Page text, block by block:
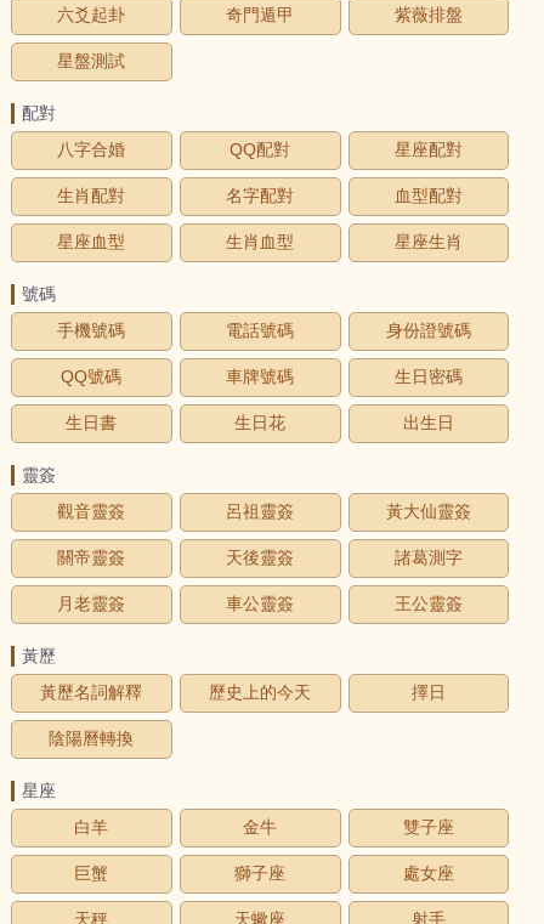
六爻起卦 奇門遁甲 紫薇排盤
星盤測試
配對
八字合婚
QQ配對 星座配對
生肖配對 名字配對 血型配對
星座血型 生肖血型 星座生肖
號碼
手機號碼
電話號碼 身份證號碼
QQ號碼 車牌號碼 生日密碼
生日書 生日花 出生日
靈簽
觀音靈簽
呂祖靈簽 黃大仙靈簽
關帝靈簽 天後靈簽 諸葛測字
月老靈簽 車公靈簽 王公靈簽
黃歷
黃歷名詞解釋
歷史上的今天 擇日
陰陽曆轉換
星座
白羊
金牛 雙子座
巨蟹 獅子座 處女座
天秤 天蠍座 射手